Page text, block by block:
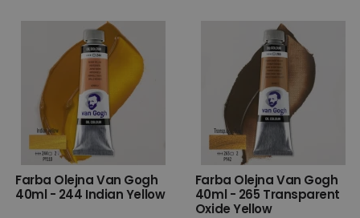
Farba Olejna Van Gogh
40ml - 244 Indian Yellow
Farba Olejna Van Gogh
40ml - 265 Transparent
Oxide Yellow